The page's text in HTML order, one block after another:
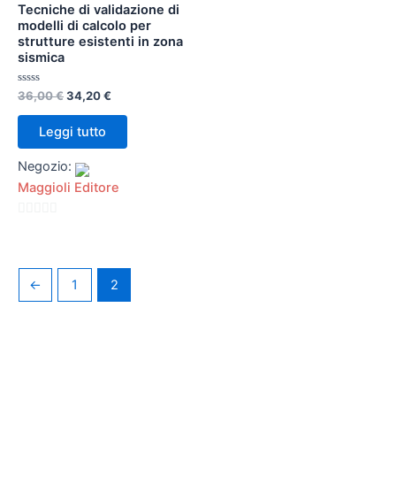
Tecniche di validazione di
modelli di calcolo per
strutture esistenti in zona
sismica
Valutato
0
su
36,00€34,20€
Leggi tutto
Negozio:
Maggioli Editore
5
← 1 2